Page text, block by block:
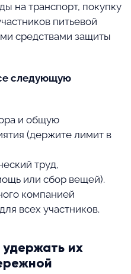
на транспорт, покупку
питьевой
средствами защиты
следующую
и общую
(держите лимит в
труд,
или сбор вещей).
компанией
всех участников.
удержать их